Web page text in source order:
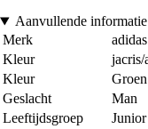
Aanvullende informatie
Merk
adidas
Kleur
jacris/
Kleur
Groen
Geslacht
Man
Leeftijdsgroep
Junior